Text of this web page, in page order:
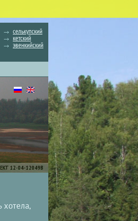
селькупский
кетский
эвенкийский
12-04-12049В
хотела,